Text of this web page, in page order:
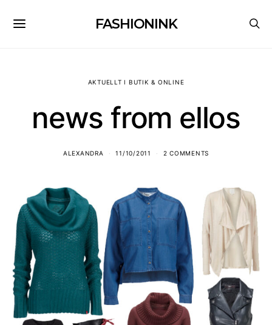
FASHIONINK
AKTUELLT I BUTIK & ONLINE
news from ellos
ALEXANDRA 11/10/2011 2 COMMENTS